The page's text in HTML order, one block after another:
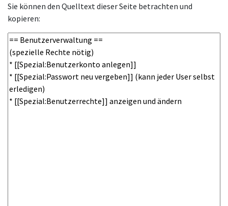
Sie können den Quelltext dieser Seite betrachten und
kopieren: